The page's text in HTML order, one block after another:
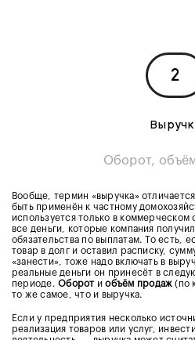
2
Оборот,
Вообще, термин «выручка»
быть применён к частному
используется только в
все деньги, которые компания
обязательства по выплатам. То есть,
товар в долг и оставил расписку,
«занести», тоже надо включать в
реальные деньги он принесёт в
периоде. Оборот иобъём продаж (по
то же самое, что и выручка.
Если у предприятия несколько
реализация товаров или услуг,